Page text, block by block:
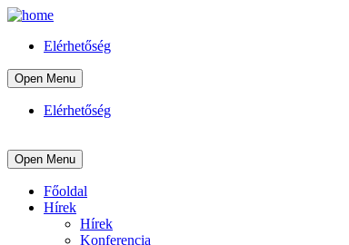
Elérhetőség
Open Menu
Elérhetőség
Open Menu
Főoldal
Hírek
Hírek
Konferencia